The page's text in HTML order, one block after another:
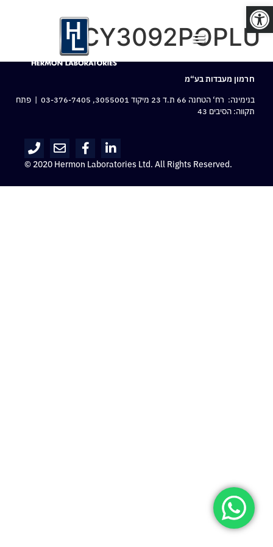
פתח סרגל נגישות
CY3092POPLU
חרמון מעבדות בע“מ
בנימינה: רח‘ הטחנה 66 ת.ד 23 מיקוד 3055001,
03-376-7405 | פתח
תקווה: הסיבים 43
© 2020 Hermon Laboratories Ltd. All Rights Reserved.